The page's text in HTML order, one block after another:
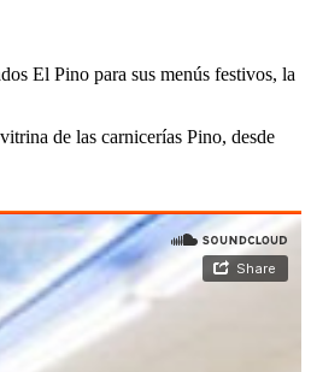
El Pino para sus menús festivos, la
de las carnicerías Pino, desde